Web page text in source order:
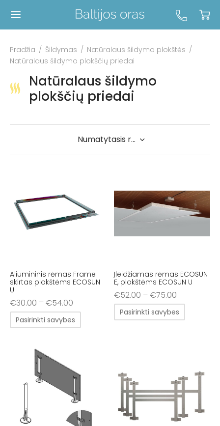
Pradžia / Šildymas / Natūralaus šildymo plokštės /
Natūralaus šildymo plokščių priedai
Natūralaus šildymo
plokščių priedai
Aliumininis rėmas Frame
skirtas plokštėms ECOSUN
U
€30.00 –€54.00
Pasirinkti savybes
Įleidžiamas rėmas ECOSUN
E, plokštėms ECOSUN U
€52.00 –€75.00
Pasirinkti savybes